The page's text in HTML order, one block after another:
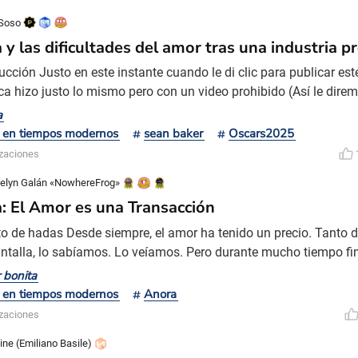
de los márgenes de Disney World, el lado b del parque temático
lo particular en Sean Baker es que, a
y las dificultades del amor tras una industria
Justo en este instante cuando le di clic para publicar
hizo justo lo mismo pero con un video prohibido (Así le
no se enoje). Y antes de que digan “Wow, Sofi. No te
el cine romántico?" Bueno, claramente quiero hablar sobre
en la industria prohibida ya que enamo
tiempos modernos
sean baker Oscars2025
Galán «NowhereFrog»
El Amor es una Transacción
de hadas Desde siempre, el amor ha tenido un precio. Tanto
lo sabíamos. Lo veíamos. Pero durante mucho tiempo
románticas de los 90 lo disfrazaron de destino, las
con melodrama, y las princesas de Disney lo envolvieron
incluso en los cuentos de hadas, el amor siempre fue u
bonita
tiempos modernos
Anora
(Emiliano Basile)